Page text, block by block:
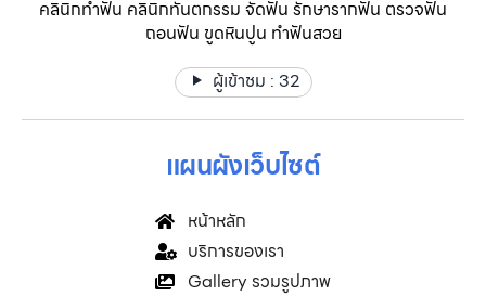
คลินิกทำฟัน คลินิกทันตกรรม จัดฟัน รักษารากฟัน ตรวจฟัน
ถอนฟัน ขูดหินปูน ทำฟันสวย
ผู้เข้าชม : 32
แผนผังเว็บไซต์
หน้าหลัก
บริการของเรา
Gallery รวมรูปภาพ